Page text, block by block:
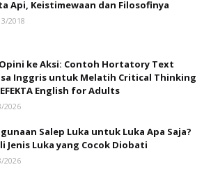
Api, Keistimewaan dan Filosofinya
2018
ke Aksi: Contoh Hortatory Text
Inggris untuk Melatih Critical Thinking
EFEKTA English for Adults
2026
Salep Luka untuk Luka Apa Saja?
Jenis Luka yang Cocok Diobati
2026